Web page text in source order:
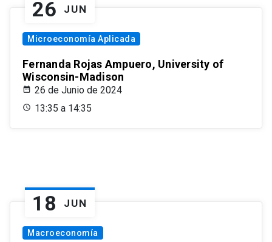
26 JUN
Microeconomía Aplicada
Fernanda Rojas Ampuero, University of
Wisconsin-Madison
26 de Junio de 2024
13:35 a 14:35
18 JUN
Macroeconomía